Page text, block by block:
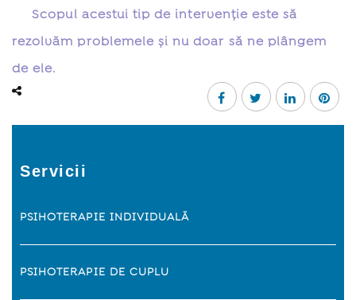
Scopul acestui tip de intervenţie este să
rezolvăm problemele şi nu doar să ne plângem
de ele.
Servicii
PSIHOTERAPIE INDIVIDUALÃ
PSIHOTERAPIE DE CUPLU